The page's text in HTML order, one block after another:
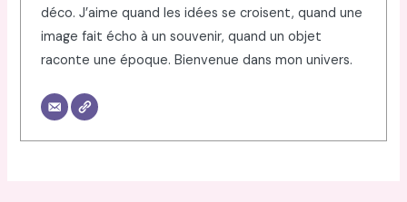
déco. J’aime quand les idées se croisent, quand une
image fait écho à un souvenir, quand un objet
raconte une époque. Bienvenue dans mon univers.